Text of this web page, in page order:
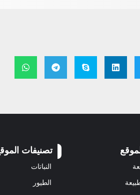
تصنيفات
النباتات
الطيور